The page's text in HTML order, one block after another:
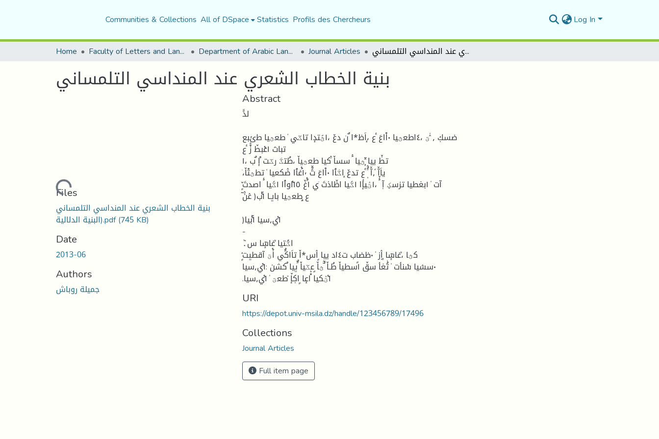
Communities & Collections All of DSpace Statistics Profils des Chercheurs Log In
Home Faculty of Letters and Languages Department of Arabic Language and Literature Journal Articles بنية الخطاب الشعري عند المنداسي التلمساني
بنية الخطاب الشعري عند المنداسي التلمساني
Loading...
Files
بنية الخطاب الشعري عند المنداسي التلمساني
(البنية الدلالية.pdf(745 KB)
Date
2013-06
Authors
جميلة روباش
Abstract
لدًَ
ضسكٜ ٫ ٛٗؾ ،٤اطعؿيا ٠اْاعَ ٔع ،ٕاَظ٭ا ٌن دعٚ ،١ؿًتدٕا ٘تاػي ٗ طعؿيا طٸبع
تباث ١عٝبطٚ زْٛ ٔع
تطٗٚ ييا ٕٛٓؿيا َٔ سساٚ ٗٛكيا طعؿياٚ ،طُتػَ رػت ْ٘إ ٌب ،١
،٘ياَآٚ َ٘٫آٚ َُٖ٘ٛ ٔع تدعٚ ٕاػْٱا ٠اْاعَ تًٓٚ ١َٝ٬غٱا ضٛكعيا ٗ تطؿتْاٚ
)١ٝي٫سيا ١ٝٓبيا
-
.ْٞاػًُتيا ٞغاسٕٓا س
٠سسٛيا سٝنأت ٗ تُٗغأ سقٚ ١ًسطياٚ طُـاٚ ٌٓؿاٚ ٍعػياٚ ًٌڀيا ٌكشن :١ٝي٫سيا
.١ٝؾٛكيا ْٞاعٕا ٍاكٜإٚ ٙطعؾ ٗ ١ٝي٫سيا
URI
https://depot.univ-msila.dz/handle/123456789/17496
Collections
Journal Articles
Full item page